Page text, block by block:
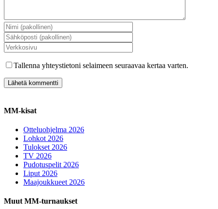
Tallenna yhteystietoni selaimeen seuraavaa kertaa varten.
MM-kisat
Otteluohjelma 2026
Lohkot 2026
Tulokset 2026
TV 2026
Pudotuspelit 2026
Liput 2026
Maajoukkueet 2026
Muut MM-turnaukset